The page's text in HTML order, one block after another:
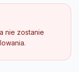
nie zostanie